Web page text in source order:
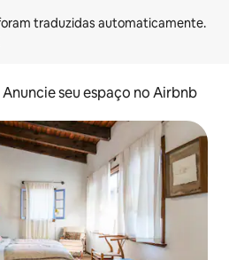
Anuncie seu espaço no Airbnb